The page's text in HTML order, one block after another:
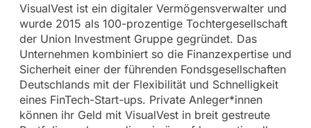
VisualVest ist ein digitaler Vermögensverwalter und
wurde 2015 als 100-prozentige Tochtergesellschaft
der Union Investment Gruppe gegründet. Das
Unternehmen kombiniert so die Finanzexpertise und
Sicherheit einer der führenden Fondsgesellschaften
Deutschlands mit der Flexibilität und Schnelligkeit
eines FinTech-Start-ups. Private Anleger*innen
können ihr Geld mit VisualVest in breit gestreute